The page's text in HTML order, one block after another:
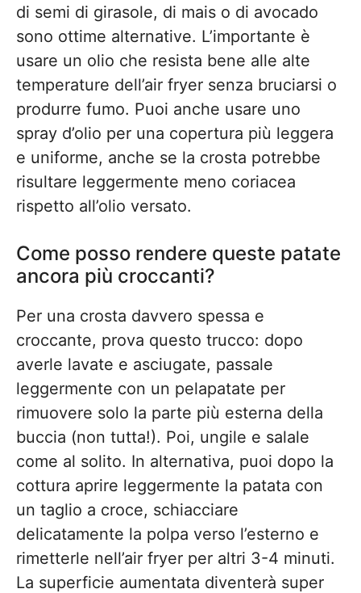
di semi di girasole, di mais o di avocado
sono ottime alternative. L’importante è
usare un olio che resista bene alle alte
temperature dell’air fryer senza bruciarsi o
produrre fumo. Puoi anche usare uno
spray d’olio per una copertura più leggera
e uniforme, anche se la crosta potrebbe
risultare leggermente meno coriacea
rispetto all’olio versato.
Come posso rendere queste patate
ancora più croccanti?
Per una crosta davvero spessa e
croccante, prova questo trucco: dopo
averle lavate e asciugate, passale
leggermente con un pelapatate per
rimuovere solo la parte più esterna della
buccia (non tutta!). Poi, ungile e salale
come al solito. In alternativa, puoi dopo la
cottura aprire leggermente la patata con
un taglio a croce, schiacciare
delicatamente la polpa verso l’esterno e
rimetterle nell’air fryer per altri 3-4 minuti.
La superficie aumentata diventerà super